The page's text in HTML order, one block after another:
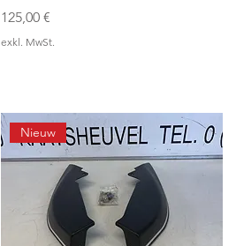
Preis
125,00 €
exkl. MwSt.
Nieuw